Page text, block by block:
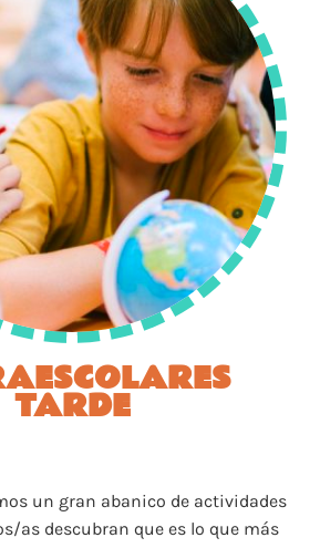
TARDE
un gran abanico de actividades
as descubran que es lo que más